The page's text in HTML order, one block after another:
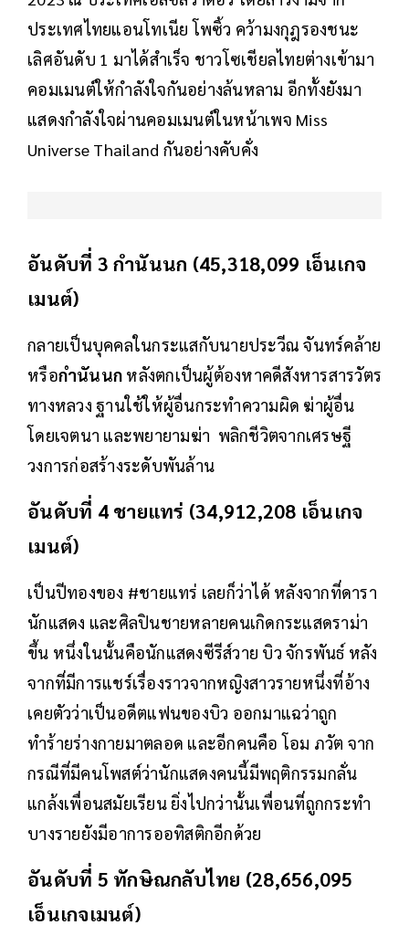
ประเทศไทยแอนโทเนีย โพซิ้ว คว้ามงกุฎรองชนะ
เลิศอันดับ 1 มาได้สำเร็จ ชาวโซเชียลไทยต่างเข้ามา
คอมเมนต์ให้กำลังใจกันอย่างล้นหลาม อีกทั้งยังมา
แสดงกำลังใจผ่านคอมเมนต์ในหน้าเพจ Miss
Universe Thailand กันอย่างคับคั่ง
อันดับที่ 3 กำนันนก (45,318,099 เอ็นเกจ
เมนต์)
กลายเป็นบุคคลในกระแสกับนายประวีณ จันทร์คล้าย
หรือกำนันนก หลังตกเป็นผู้ต้องหาคดีสังหารสารวัตร
ทางหลวง ฐานใช้ให้ผู้อื่นกระทำความผิด ฆ่าผู้อื่น
โดยเจตนา และพยายามฆ่า พลิกชีวิตจากเศรษฐี
วงการก่อสร้างระดับพันล้าน
อันดับที่ 4 ชายแทร่ (34,912,208 เอ็นเกจ
เมนต์)
เป็นปีทองของ #ชายแทร่ เลยก็ว่าได้ หลังจากที่ดารา
นักแสดง และศิลปินชายหลายคนเกิดกระแสดราม่า
ขึ้น หนึ่งในนั้นคือนักแสดงซีรีส์วาย บิว จักรพันธ์ หลัง
จากที่มีการแชร์เรื่องราวจากหญิงสาวรายหนึ่งที่อ้าง
เคยตัวว่าเป็นอดีตแฟนของบิว ออกมาแฉว่าถูก
ทำร้ายร่างกายมาตลอด และอีกคนคือ โอม ภวัต จาก
กรณีที่มีคนโพสต์ว่านักแสดงคนนี้มีพฤติกรรมกลั่น
แกล้งเพื่อนสมัยเรียน ยิ่งไปกว่านั้นเพื่อนที่ถูกกระทำ
บางรายยังมีอาการออทิสติกอีกด้วย
อันดับที่ 5 ทักษิณกลับไทย (28,656,095
เอ็นเกจเมนต์)